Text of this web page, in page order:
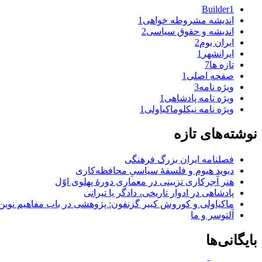
Builder1
اندیشه مشروطه خواهی 1
اندیشه و حقوق سیاسی2
ایران بوم2
ایرانشهر 1
تازه ها7
صفحه اصلی 1
ویژه نامه3
ویژه نامه پادشاهی 1
ویژه نامه نیکلوماکیاولی 1
نوشته‌های تازه
فصلنامه ایران بزرگ فرهنگی
دیوید هیوم و فلسفهٔ سیاسیِ محافظه‌کاری
هنر آجرکاری تزیینی در معماری دورهٔ پهلوی اوّل
پادشاهی در ادوار تاریخی، دادگر یا تیرانی
ماکیاولی و کوروش کبیر گزنفون: پژوهشی در باب مفاهیم
آلتوسر و ما
بایگانی‌ها